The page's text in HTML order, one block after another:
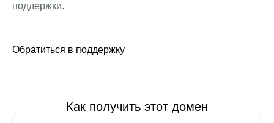
поддержки.
Обратиться в поддержку
Как получить этот домен